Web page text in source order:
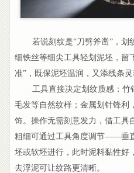
若说刻纹是“刀劈斧凿”，划
细铁丝等细尖工具轻划泥坯，留
准”，既保泥坯温润，又添线条灵
工具直接决定划纹质感：竹
毛发等自然纹样；金属划针锋利
饰。操作无需刻意发力，借工具
粗细可通过工具角度调节——垂
坯或软坯进行，此时泥料黏性好
去浮泥可让纹路更清晰。